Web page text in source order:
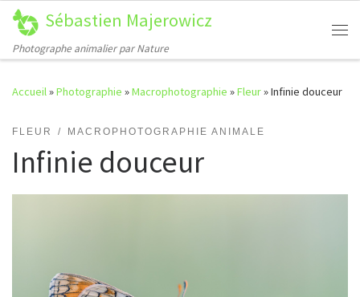
Passer au contenu
Sébastien Majerowicz
Photographe animalier par Nature
Accueil»Photographie »Macrophotographie »Fleur»Infinie douceur
FLEUR MACROPHOTOGRAPHIE ANIMALE
Infinie douceur